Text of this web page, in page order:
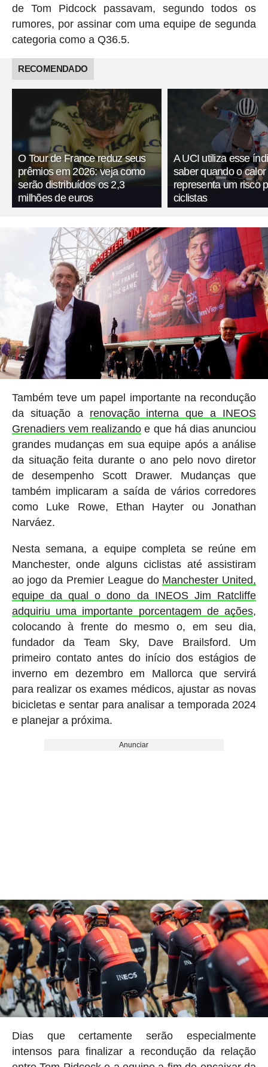
de Tom Pidcock passavam, segundo todos os
rumores, por assinar com uma equipe de segunda
categoria como a Q36.5.
RECOMENDADO
O Tour de France reduz seus
prêmios em 2026: veja como
serão distribuídos os 2,3
milhões de euros
A UCI utiliza esse
saber quando o calor
representa um risco
ciclistas
Também teve um papel importante na recondução
da situação a renovação interna que a INEOS
Grenadiers vem realizando e que há dias anunciou
grandes mudanças em sua equipe após a análise
da situação feita durante o ano pelo novo diretor
de desempenho Scott Drawer. Mudanças que
também implicaram a saída de vários corredores
como Luke Rowe, Ethan Hayter ou Jonathan
Narváez.
Nesta semana, a equipe completa se reúne em
Manchester, onde alguns ciclistas até assistiram
ao jogo da Premier League do Manchester United,
equipe da qual o dono da INEOS Jim Ratcliffe
adquiriu uma importante porcentagem de ações,
colocando à frente do mesmo o, em seu dia,
fundador da Team Sky, Dave Brailsford. Um
primeiro contato antes do início dos estágios de
inverno em dezembro em Mallorca que servirá
para realizar os exames médicos, ajustar as novas
bicicletas e sentar para analisar a temporada 2024
e planejar a próxima.
Anunciar
Dias que certamente serão especialmente
intensos para finalizar a recondução da relação